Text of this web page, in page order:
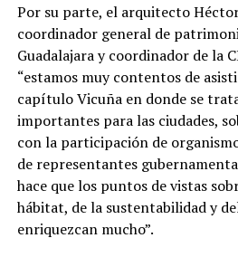
Por su parte, el arquitecto
coordinador general de
Guadalajara y coordinador de la
“estamos muy contentos de
capítulo Vicuña en donde se
importantes para las ciudades,
con la participación de
de representantes
hace que los puntos de vistas
hábitat, de la sustentabilidad y
enriquezcan mucho”.